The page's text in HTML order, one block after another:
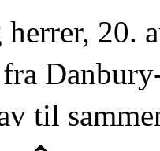
herrer,
til